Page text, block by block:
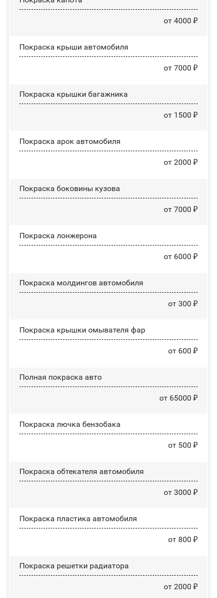
от 4000 ₽
Покраска крыши автомобиля
от 7000 ₽
Покраска крышки багажника
от 1500 ₽
Покраска арок автомобиля
от 2000 ₽
Покраска боковины кузова
от 7000 ₽
Покраска лонжерона
от 6000 ₽
Покраска молдингов автомобиля
от 300 ₽
Покраска крышки омывателя фар
от 600 ₽
Полная покраска авто
от 65000 ₽
Покраска лючка бензобака
от 500 ₽
Покраска обтекателя автомобиля
от 3000 ₽
Покраска пластика автомобиля
от 800 ₽
Покраска решетки радиатора
от 2000 ₽